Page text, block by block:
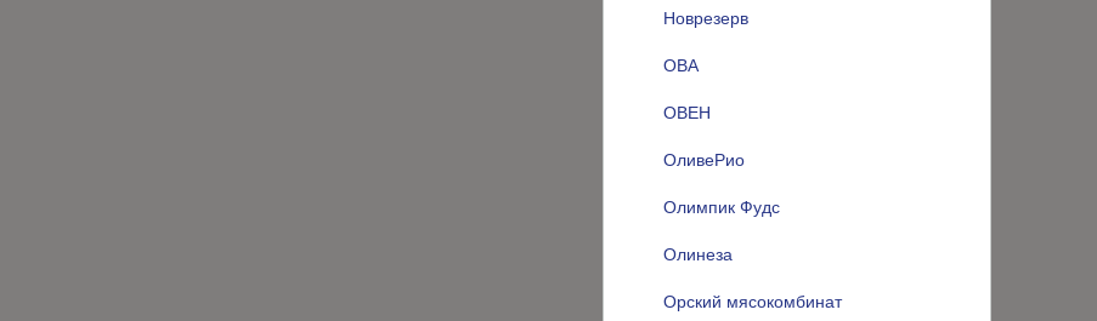
Новрезерв
ОВА
ОВЕН
ОливеРио
Олимпик Фудс
Олинеза
Орский мясокомбинат